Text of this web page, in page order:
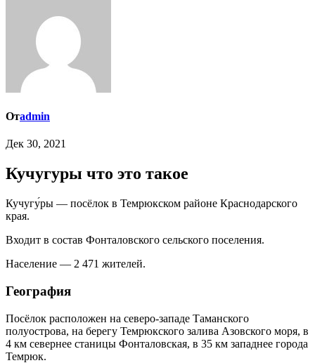
Отadmin
Дек 30, 2021
Кучугуры что это такое
Кучугу́ры — посёлок в Темрюкском районе Краснодарского
края.
Входит в состав Фонталовского сельского поселения.
Население — 2 471 жителей.
География
Посёлок расположен на северо-западе Таманского
полуострова, на берегу Темрюкского залива Азовского моря, в
4 км севернее станицы Фонталовская, в 35 км западнее города
Темрюк.